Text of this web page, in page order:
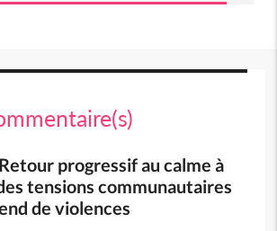
progressif au calme à
tensions communautaires
de violences